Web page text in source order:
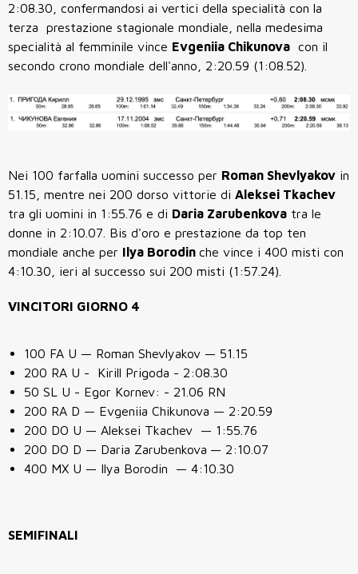
2:08.30, confermandosi ai vertici della specialità con la
terza prestazione stagionale mondiale, nella medesima
specialità al femminile vince Evgeniia Chikunova con il
secondo crono mondiale dell'anno, 2:20.59 (1:08.52).
Nei 100 farfalla uomini successo per Roman Shevlyakov in
51.15, mentre nei 200 dorso vittorie di Aleksei Tkachev
tra gli uomini in 1:55.76 e di Daria Zarubenkova tra le
donne in 2:10.07. Bis d'oro e prestazione da top ten
mondiale anche per Ilya Borodin che vince i 400 misti con
4:10.30, ieri al successo sui 200 misti (1:57.24).
VINCITORI GIORNO 4
100 FA U — Roman Shevlyakov — 51.15
200 RA U - Kirill Prigoda - 2:08.30
50 SL U - Egor Kornev: - 21.06 RN
200 RA D — Evgeniia Chikunova — 2:20.59
200 DO U — Aleksei Tkachev — 1:55.76
200 DO D — Daria Zarubenkova — 2:10.07
400 MX U — Ilya Borodin — 4:10.30
SEMIFINALI